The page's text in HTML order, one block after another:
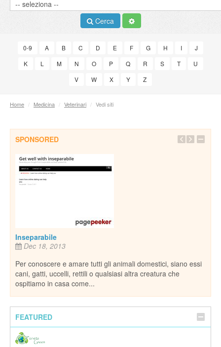
Cerca
0-9 A B C D E F G H I
J
K
L M N O P Q R S T
U
V
W X Y Z
Home / Medicina / Veterinari / Vedi siti
SPONSORED
Dec 18, 2013
conoscere e amare tutti gli animali domestici, siano essi
gatti, uccelli, rettili o qualsiasi altra creatura che
in casa come...
FEATURED